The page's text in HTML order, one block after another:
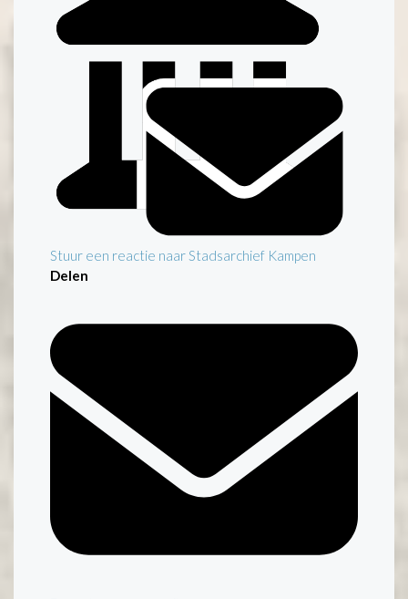
Stuur een reactie naar Stadsarchief Kampen
Delen